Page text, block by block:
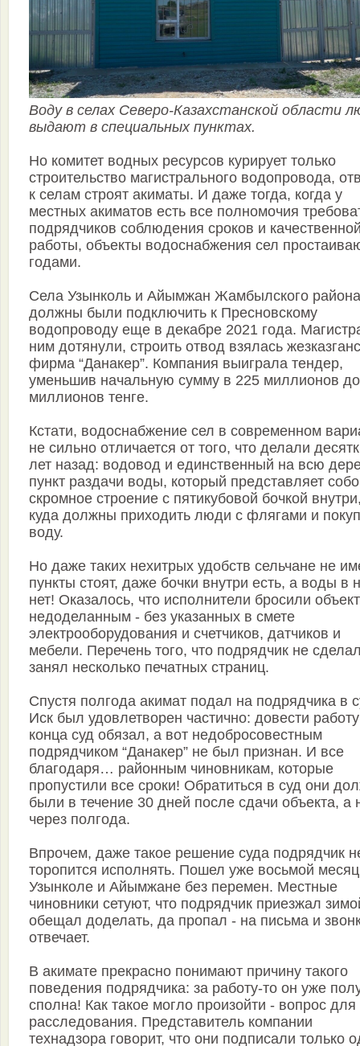
Воду в селах Северо-Казахстанской области
выдают в специальных пунктах.
Но комитет водных ресурсов курирует только
строительство магистрального водопровода,
к селам строят акиматы. И даже тогда, когда у
местных акиматов есть все полномочия
подрядчиков соблюдения сроков и
работы, объекты водоснабжения сел
годами.
Села Узынколь и Айымжан Жамбылского района
должны были подключить к Пресновскому
водопроводу еще в декабре 2021 года.
ним дотянули, строить отвод взялась
фирма “Данакер”. Компания выиграла тендер,
уменьшив начальную сумму в 225 миллионов
миллионов тенге.
Кстати, водоснабжение сел в современном
не сильно отличается от того, что делали
лет назад: водовод и единственный на всю
пункт раздачи воды, который представляет
скромное строение с пятикубовой бочкой
куда должны приходить люди с флягами и
воду.
Но даже таких нехитрых удобств сельчане не
пункты стоят, даже бочки внут­ри есть, а воды в
нет! Оказалось, что исполнители бросили объект
недоделанным - без указанных в смете
электрооборудования и счетчиков, датчиков и
мебели. Перечень того, что подрядчик не
занял несколько печатных страниц.
Спустя полгода акимат подал на подрядчика в
Иск был удовлетворен частично: довести
конца суд обязал, а вот недобросовестным
подрядчиком “Данакер” не был признан. И все
благодаря… районным чиновникам, которые
пропустили все сроки! Обратиться в суд они
были в течение 30 дней после сдачи объекта, а
через полгода.
Впрочем, даже такое решение суда подрядчик
торопится исполнять. Пошел уже восьмой
Узынколе и Айымжане без перемен. Местные
чиновники сетуют, что подрядчик приезжал
обещал доделать, да пропал - на письма и
отвечает.
В акимате прекрасно понимают причину такого
поведения подрядчика: за работу-то он уже
сполна! Как такое могло произойти - вопрос для
расследования. Представитель компании
технадзора говорит, что они подписали только